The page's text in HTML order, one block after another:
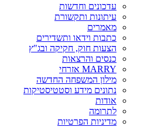
עדכונים וחדשות
עיתונות ותקשורת
מאמרים
כתבות וידאו ותשדירים
הצעות חוק, חקיקה ובג"ץ
כנסים והרצאות
MARRY אזרחי
מילון המשפחה החדשה
נתונים מידע וסטטיסטיקות
אודות
לתרומה
מדיניות הפרטיות